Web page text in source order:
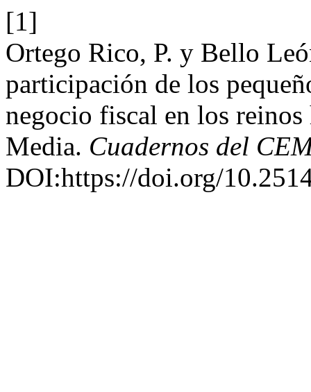
[1]
Ortego Rico, P. y Bello
participación de los
negocio fiscal en los
Media. Cuadernos del
DOI:https://doi.org/